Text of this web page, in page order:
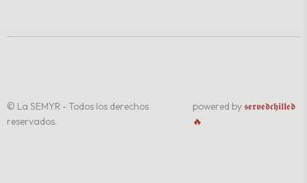
© La SEMYR - Todos los derechos
reservados.
powered by 𝖘𝖊𝖗𝖛𝖊𝖉𝖈𝖍𝖎𝖑𝖑𝖊𝖉
🔥